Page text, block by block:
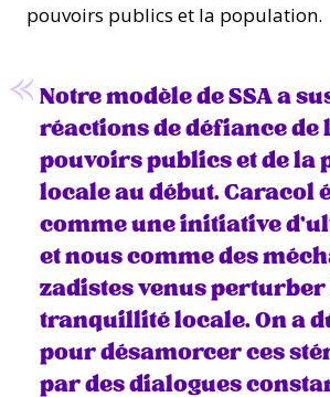
pouvoirs publics et la population.
Notre modèle de SSA a
réactions de défiance de
pouvoirs publics et de la
locale au début. Caracol
comme une initiative
et nous comme des
zadistes venus
tranquillité locale. On a
pour désamorcer ces
par des dialogues